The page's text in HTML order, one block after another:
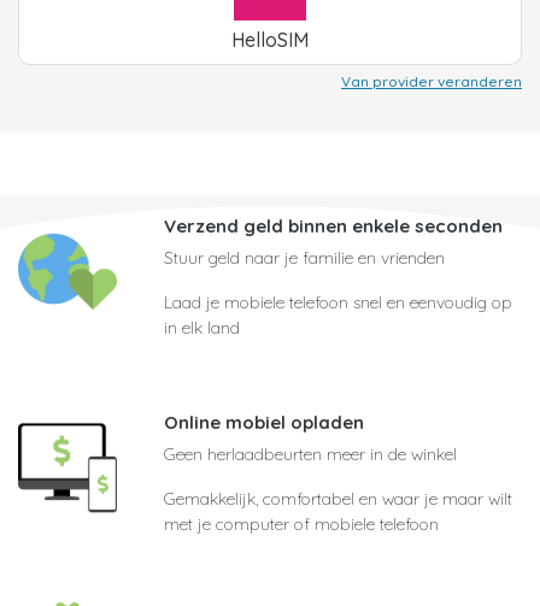
HelloSIM
Van provider veranderen
Verzend geld binnen enkele seconden
Stuur geld naar je familie en vrienden
Laad je mobiele telefoon snel en eenvoudig op
in elk land
Online mobiel opladen
Geen herlaadbeurten meer in de winkel
Gemakkelijk, comfortabel en waar je maar wilt
met je computer of mobiele telefoon